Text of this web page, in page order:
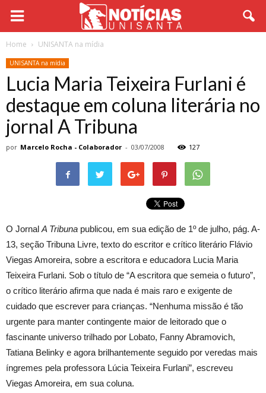
Home UNISANTA na mídia
UNISANTA na mídia
Lucia Maria Teixeira Furlani é
destaque em coluna literária no
jornal A Tribuna
por Marcelo Rocha - Colaborador - 03/07/2008 127
O Jornal A Tribuna publicou, em sua edição de 1º de julho, pág. A-
13, seção Tribuna Livre, texto do escritor e crítico literário Flávio
Viegas Amoreira, sobre a escritora e educadora Lucia Maria
Teixeira Furlani. Sob o título de “A escritora que semeia o futuro”,
o crítico literário afirma que nada é mais raro e exigente de
cuidado que escrever para crianças. “Nenhuma missão é tão
urgente para manter contingente maior de leitorado que o
fascinante universo trilhado por Lobato, Fanny Abramovich,
Tatiana Belinky e agora brilhantemente seguido por veredas mais
íngremes pela professora Lúcia Teixeira Furlani”, escreveu
Viegas Amoreira, em sua coluna.